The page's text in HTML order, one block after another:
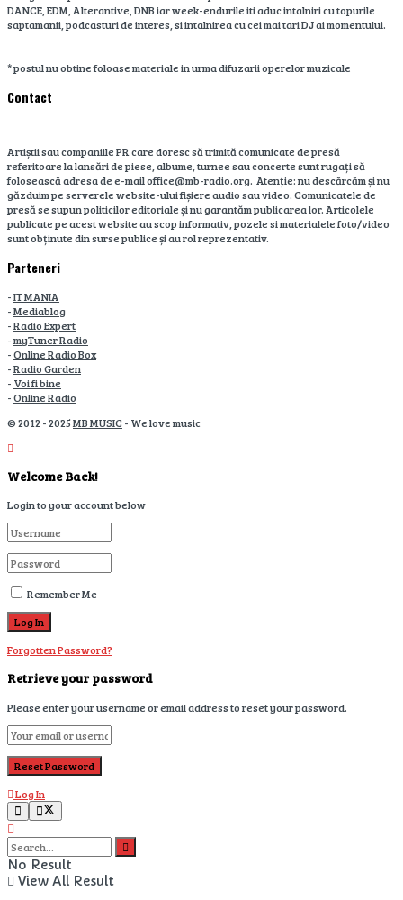
DANCE, EDM, Alterantive, DNB iar week-endurile iti aduc intalniri cu topurile
saptamanii, podcasturi de interes, si intalnirea cu cei mai tari DJ ai momentului.
* postul nu obtine foloase materiale in urma difuzarii operelor muzicale
Contact
Artiștii sau companiile PR care doresc să trimită comunicate de presă
referitoare la lansări de piese, albume, turnee sau concerte sunt rugați să
folosească adresa de e-mail office@mb-radio.org. Atenție: nu descărcăm și nu
găzduim pe serverele website-ului fișiere audio sau video. Comunicatele de
presă se supun politicilor editoriale și nu garantăm publicarea lor. Articolele
publicate pe acest website au scop informativ, pozele si materialele foto/video
sunt obținute din surse publice și au rol reprezentativ.
Parteneri
-IT MANIA
-Mediablog
-Radio Expert
-myTuner Radio
-Online Radio Box
-Radio Garden
- Voi fi bine
-Online Radio
© 2012 - 2025MB MUSIC- We love music
Welcome Back!
Login to your account below
Remember Me
Forgotten Password?
Retrieve your password
Please enter your username or email address to reset your password.
Log In
No Result
View All Result